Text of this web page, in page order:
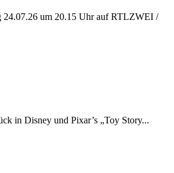
24.07.26 um 20.15 Uhr auf RTLZWEI /
in Disney und Pixar’s „Toy Story...